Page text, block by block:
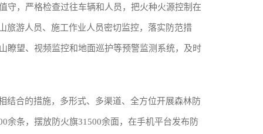
，严格检查过往车辆和人员，把火种火源控制在
旅游人员、施工作业人员密切监控，落实防范措
瞭望、视频监控和地面巡护等预警监测系统，及时
合的措施，多形式、多渠道、全方位开展森林防
余条，摆放防火旗31500余面，在手机平台发布防